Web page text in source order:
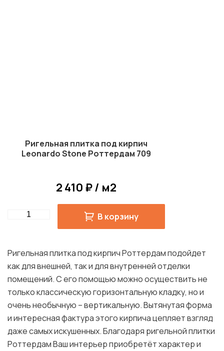
Ригельная плитка под кирпич
Leonardo Stone Роттердам 709
2 410 ₽ / м2
Quantity В корзину
Ригельная плитка под кирпич Роттердам подойдет
как для внешней, так и для внутренней отделки
помещений. С его помощью можно осуществить не
только классическую горизонтальную кладку, но и
очень необычную – вертикальную. Вытянутая форма
и интересная фактура этого кирпича цепляет взгляд
даже самых искушенных. Благодаря ригельной плитки
Роттердам Ваш интерьер приобретёт характер и